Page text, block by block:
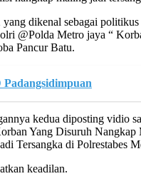
dikenal sebagai
@Polda Metro jaya “
Pancur Batu.
kedua diposting vidio
Yang Disuruh
Tersangka di
keadilan.